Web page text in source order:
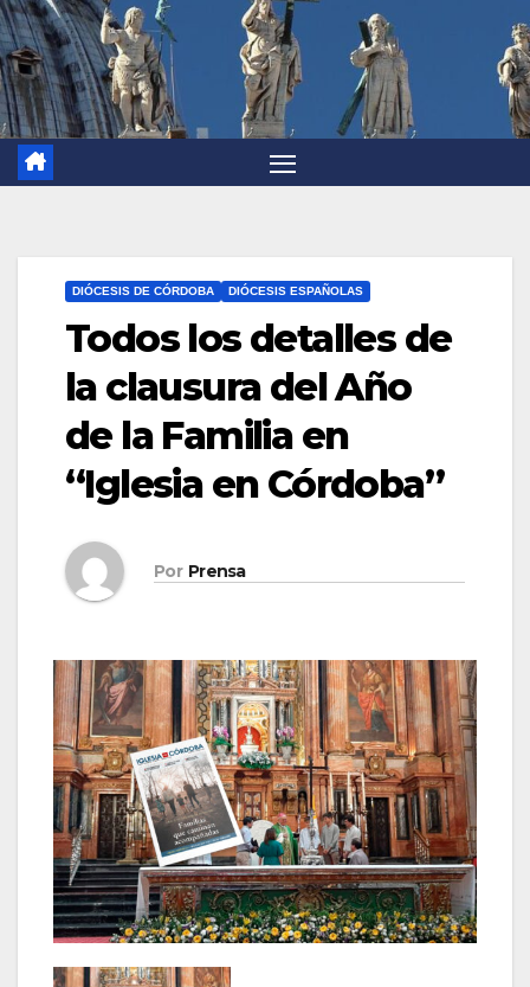
DIÓCESIS DE CÓRDOBA DIÓCESIS ESPAÑOLAS
Todos los detalles de
la clausura del Año
de la Familia en
“Iglesia en Córdoba”
Por Prensa